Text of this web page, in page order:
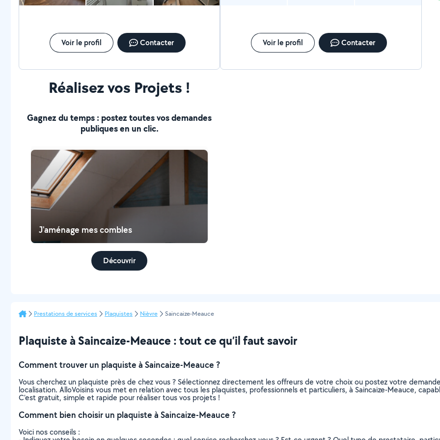
Voir le profil Contacter Voir le profil Contacter
Réalisez vos Projets !
Gagnez du temps : postez toutes vos demandes
publiques en un clic.
J'aménage mes combles
Découvrir
Prestations de services Plaquistes Nièvre Saincaize-Meauce
Plaquiste à Saincaize-Meauce : tout ce qu’il faut savoir
Comment trouver un plaquiste à Saincaize-Meauce ?
Vous cherchez un plaquiste près de chez vous ? Sélectionnez directement les offreurs de votre choix ou postez votre
localisation. AlloVoisins vous met en relation avec tous les plaquistes, professionnels et particuliers, à Saincaize-Meauce,
C’est gratuit, simple et rapide pour réaliser tous vos projets !
Comment bien choisir un plaquiste à Saincaize-Meauce ?
Voici nos conseils :